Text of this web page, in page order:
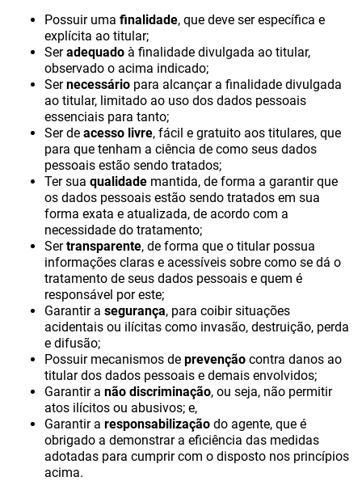
Possuir uma finalidade, que deve ser específica e
explícita ao titular;
Seradequado à finalidade divulgada ao titular,
observado o acima indicado;
Sernecessário para alcançar a finalidade divulgada
ao titular, limitado ao uso dos dados pessoais
essenciais para tanto;
Ser de acesso livre, fácil e gratuito aos titulares, que
para que tenham a ciência de como seus dados
pessoais estão sendo tratados;
Ter sua qualidade mantida, de forma a garantir que
os dados pessoais estão sendo tratados em sua
forma exata e atualizada, de acordo com a
necessidade do tratamento;
Sertransparente, de forma que o titular possua
informações claras e acessíveis sobre como se dá o
tratamento de seus dados pessoais e quem é
responsável por este;
Garantir a segurança, para coibir situações
acidentais ou ilícitas como invasão, destruição, perda
e difusão;
Possuir mecanismos de prevenção contra danos ao
titular dos dados pessoais e demais envolvidos;
Garantir a não discriminação, ou seja, não permitir
atos ilícitos ou abusivos; e,
Garantir a responsabilização do agente, que é
obrigado a demonstrar a eficiência das medidas
adotadas para cumprir com o disposto nos princípios
acima.